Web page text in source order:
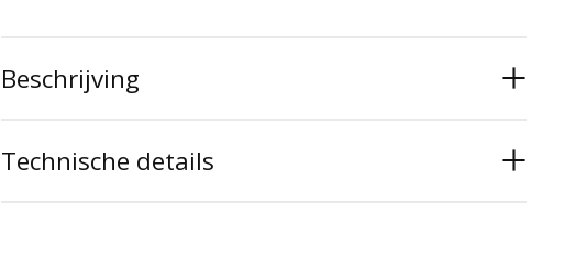
Beschrijving
Technische details